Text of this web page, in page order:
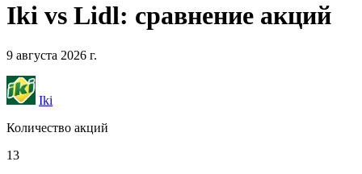
Iki vs Lidl: сравнение акций
9 августа 2026 г.
Iki
Количество акций
13